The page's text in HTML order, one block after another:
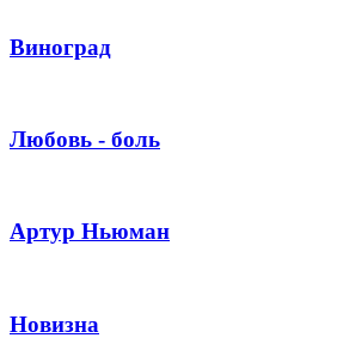
Виноград
Любовь - боль
Артур Ньюман
Новизна